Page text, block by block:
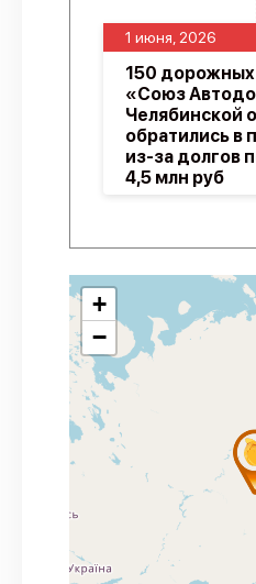
1 июня, 2026
150 дорожных
«Союз
Челябинской
обратились в
из-за долгов
4,5 млн руб
+
−